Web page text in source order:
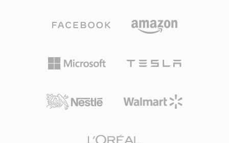
ยังคงอยู่ในคลังซอฟต์แวร์ย้อนยุคและรองรับโดย
SoX สำหรับการแปลงเป็นรูปแบบสมัยใหม่
MP3 โดยเฉพาะในช่วง 96-192 kbps รูปแบบนี้
และ 1 ถึง 255 ช่องสัญญาณ ครอบคลุมตั้งแต่เสียง
โมโนไปจนถึงมิกซ์เซอร์ราวด์ ข้อได้เปรียบที่โดด
— นักพัฒนาเกม แพลตฟอร์มสตรีมมิง และผู้ผลิต